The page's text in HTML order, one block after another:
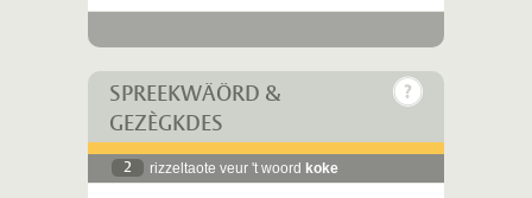
SPREEKWÄÖRD &
GEZÈGKDES
2 rizzeltaote veur 't woord koke